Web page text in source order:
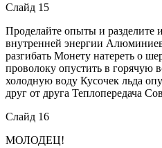
Слайд 15
Проделайте опыты и разделите
внутренней энергии
разгибать Монету натереть о
проволоку опустить в горячую
холодную воду Кусочек льда
друг от друга Теплопередача
Слайд 16
МОЛОДЕЦ!